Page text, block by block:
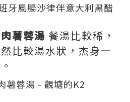
牙風腸沙律伴意大利黑醋
薯蓉湯 餐湯比較稀，
比較湯水狀，杰身一